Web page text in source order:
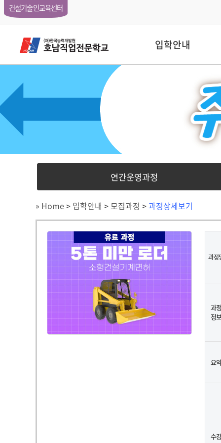
건설기술인교육센터
입학안내
연간운영과정
» Home> 입학안내 > 모집과정 >과정상세보기
과정
과정
정보
요
수